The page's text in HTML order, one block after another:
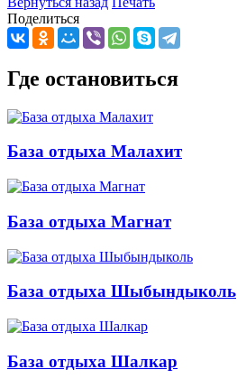
Поделиться
Где остановиться
База отдыха Малахит
База отдыха Магнат
База отдыха Шыбындыколь
База отдыха Шалкар